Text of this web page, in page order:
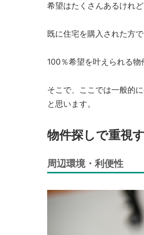
希望はたくさんあるけれ
既に住宅を購入された方
100％希望を叶えられる物
そこで、ここでは一般的
と思います。
物件探しで重視
周辺環境・利便性